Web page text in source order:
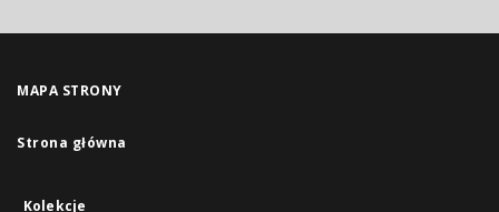
MAPA STRONY
Strona główna
Kolekcje